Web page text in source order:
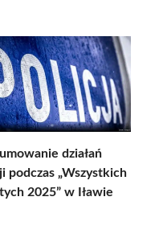
działań
podczas „Wszystkich
2025” w Iławie